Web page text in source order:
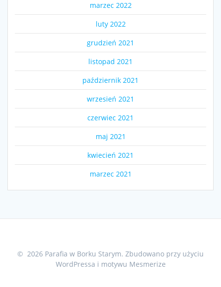
marzec 2022
luty 2022
grudzień 2021
listopad 2021
październik 2021
wrzesień 2021
czerwiec 2021
maj 2021
kwiecień 2021
marzec 2021
© 2026 Parafia w Borku Starym. Zbudowano przy użyciu
WordPressa i motywu Mesmerize